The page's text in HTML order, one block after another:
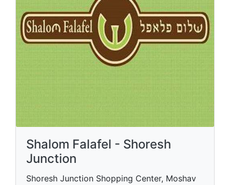
Shalom Falafel - Shoresh
Junction
Shoresh Junction Shopping Center, Moshav